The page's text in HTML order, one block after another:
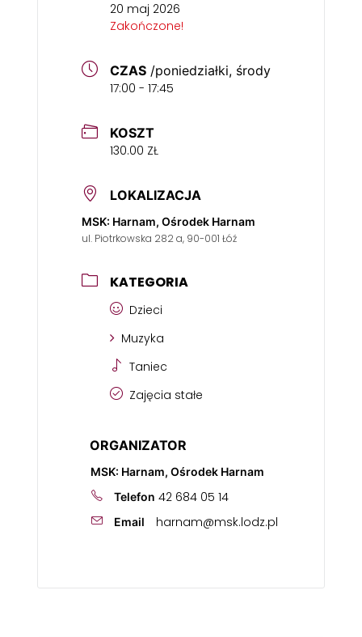
20 maj 2026
Zakończone!
CZAS /poniedziałki, środy
17:00 - 17:45
KOSZT
130.00 ZŁ
LOKALIZACJA
MSK: Harnam, Ośrodek Harnam
ul. Piotrkowska 282 a, 90-001 Łóź
KATEGORIA
Dzieci
Muzyka
Taniec
Zajęcia stałe
ORGANIZATOR
MSK: Harnam, Ośrodek Harnam
Telefon 42 684 05 14
Email harnam@msk.lodz.pl